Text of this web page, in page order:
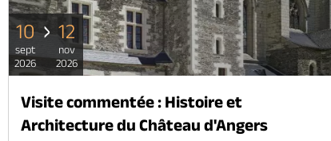
10
sept
2026
12
nov
2026
Visite commentée : Histoire et
Architecture du Château d'Angers